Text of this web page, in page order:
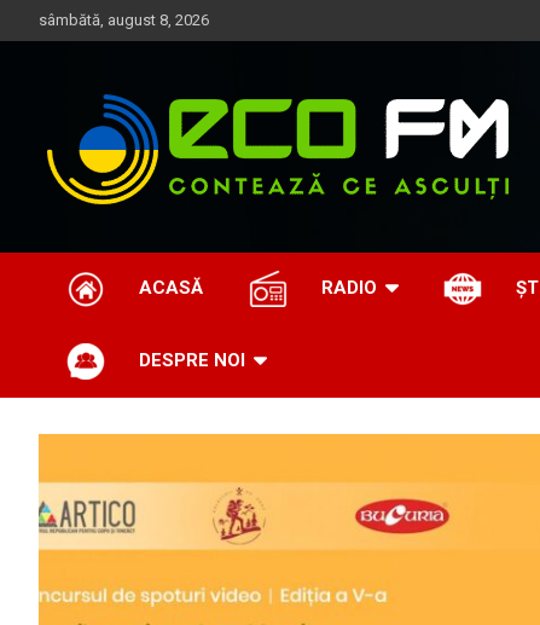
to
sâmbătă, august 8, 2026
EcoFM
ACASĂ RADIO
DESPRE NOI